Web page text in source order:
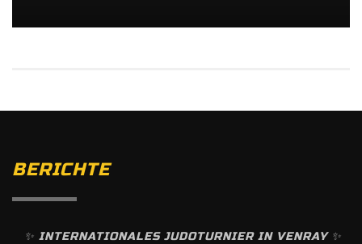
BERICHTE
✨️ INTERNATIONALES JUDOTURNIER IN VENRAY ✨️